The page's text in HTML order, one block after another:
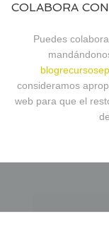
COLABORA
Puedes
consideramos
web para que el